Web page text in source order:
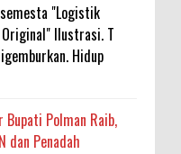
"Logistik
Ilustrasi. T
Hidup
Bupati Polman Raib,
dan Penadah